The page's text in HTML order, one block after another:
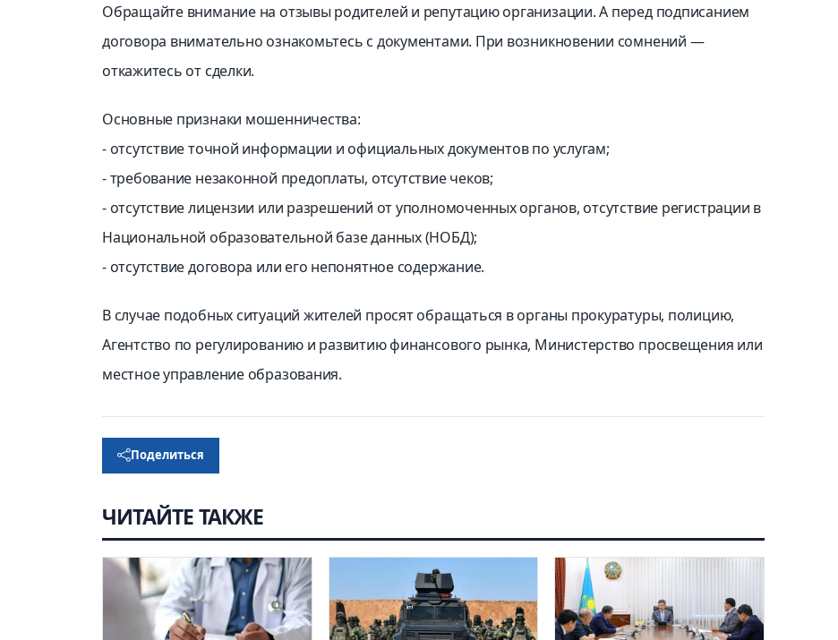
Обращайте внимание на отзывы родителей и репутацию организации. А перед подписанием
договора внимательно ознакомьтесь с документами. При возникновении сомнений —
откажитесь от сделки.
Основные признаки мошенничества:
- отсутствие точной информации и официальных документов по услугам;
- требование незаконной предоплаты, отсутствие чеков;
- отсутствие лицензии или разрешений от уполномоченных органов, отсутствие регистрации в
Национальной образовательной базе данных (НОБД);
- отсутствие договора или его непонятное содержание.
В случае подобных ситуаций жителей просят обращаться в органы прокуратуры, полицию,
Агентство по регулированию и развитию финансового рынка, Министерство просвещения или
местное управление образования.
Поделиться
ЧИТАЙТЕ ТАКЖЕ